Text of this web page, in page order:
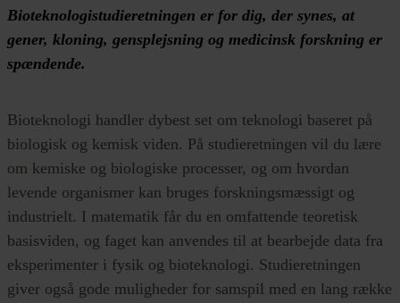
Bioteknologistudieretningen er for dig, der synes, at
gener, kloning, gensplejsning og medicinsk forskning er
spændende.
Bioteknologi handler dybest set om teknologi baseret på
biologisk og kemisk viden. På studieretningen vil du lære
om kemiske og biologiske processer, og om hvordan
levende organismer kan bruges forskningsmæssigt og
industrielt. I matematik får du en omfattende teoretisk
basisviden, og faget kan anvendes til at bearbejde data fra
eksperimenter i fysik og bioteknologi. Studieretningen
giver også gode muligheder for samspil med en lang række